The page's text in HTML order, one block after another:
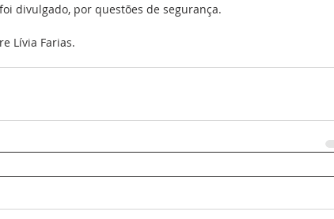
divulgado, por questões de segurança.
Lívia Farias.